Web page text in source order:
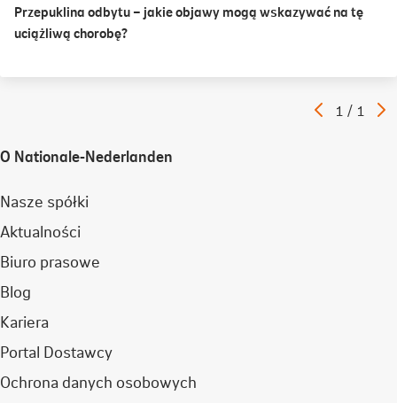
Poprzedni
artykuł
Artykuł
1 / 1
Przepuklina odbytu – jakie objawy mogą wskazywać na tę
uciążliwą chorobę?
O Nationale-Nederlanden
Nasze spółki
Aktualności
Biuro prasowe
Blog
Kariera
Portal Dostawcy
Ochrona danych osobowych